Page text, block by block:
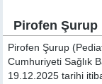
Pirofen Şurup
Pirofen Şurup
Cumhuriyeti Sağlık
19.12.2025 tarihi